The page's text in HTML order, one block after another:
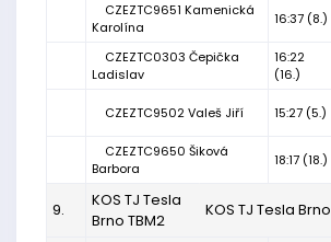
CZEZTC9651 Kamenická
Karolína
16:37 (8.)
CZEZTC0303 Čepička
Ladislav
16:22
(16.)
CZEZTC9502 Valeš Jiří 15:27 (5.)
CZEZTC9650 Šiková
Barbora
18:17 (18.)
9.
KOS TJ Tesla
Brno TBM2
KOS TJ Tesla Brno